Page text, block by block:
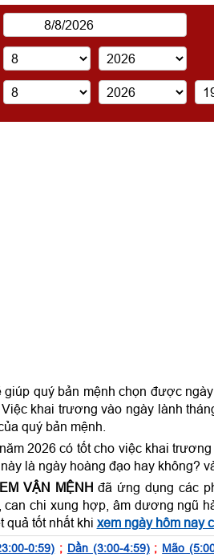
giúp quý bản mệnh chọn được
khai trương vào ngày lành
quý bản mệnh.
2026 có tốt cho việc khai
là ngày hoàng đạo hay không?
VẬN MỆNH đã ứng dụng các
can chi xung hợp, âm dương ngũ
tốt nhất khi xem ngày hôm nay
0:59) ; Dần (3:00-4:59); Mão